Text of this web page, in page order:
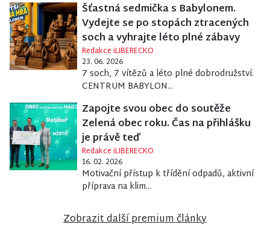
Šťastná sedmička s Babylonem.
Vydejte se po stopách ztracených
soch a vyhrajte léto plné zábavy
Redakce iLIBERECKO
23. 06. 2026
7 soch, 7 vítězů a léto plné dobrodružství.
CENTRUM BABYLON...
Zapojte svou obec do soutěže
Zelená obec roku. Čas na přihlášku
je právě teď
Redakce iLIBERECKO
16. 02. 2026
Motivační přístup k třídění odpadů, aktivní
příprava na klim...
Zobrazit další premium články